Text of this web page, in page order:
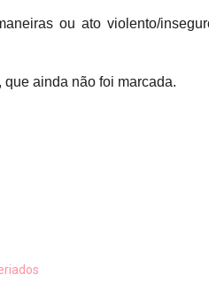
ou ato violento/
que ainda não foi marcada.